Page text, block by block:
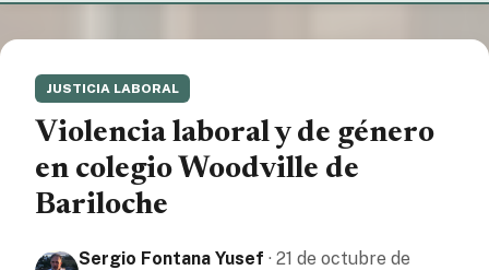
JUSTICIA LABORAL
Violencia laboral y de género
en colegio Woodville de
Bariloche
Sergio Fontana Yusef · 21 de octubre de